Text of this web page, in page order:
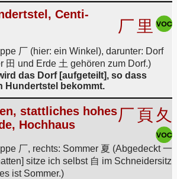
Centi-
厂 里
厂 (hier: ein Winkel), darunter: Dorf
田 und Erde 土 gehören zum Dorf.)
das Dorf [aufgeteilt], so dass
Hundertstel bekommt.
stattliches hohes
Hochhaus
厂頁 夂
厂, rechts: Sommer 夏 (Abgedeckt 一
sitze ich selbst 自 im Schneidersitz
ist Sommer.)